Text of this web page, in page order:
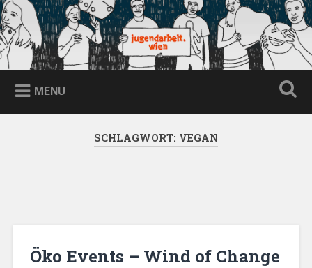
Skip
to
content
Search
jugendarbeit.wien
MENU
SCHLAGWORT: VEGAN
Öko Events – Wind of Change